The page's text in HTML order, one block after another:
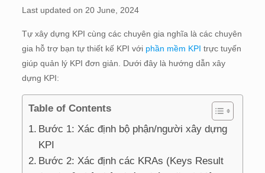
Last updated on 20 June, 2024
Tự xây dựng KPI cùng các chuyên gia nghĩa là các chuyên
gia hỗ trợ bạn tự thiết kế KPI với phần mềm KPI trực tuyến
giúp quản lý KPI đơn giản. Dưới đây là hướng dẫn xây
dựng KPI:
Table of Contents
Bước 1: Xác định bộ phận/người xây dựng
KPI
Bước 2: Xác định các KRAs (Keys Result